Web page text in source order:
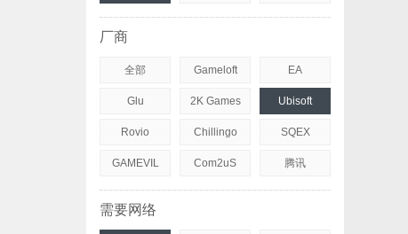
厂商
全部 Gameloft EA
Glu 2K Games Ubisoft
Rovio Chillingo SQEX
GAMEVIL Com2uS 腾讯
需要网络